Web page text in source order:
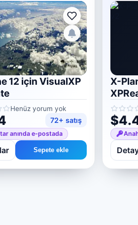
12 için VisualXP
Henüz yorum yok
72+ satış
anında e-postada
Sepete ekle
X-